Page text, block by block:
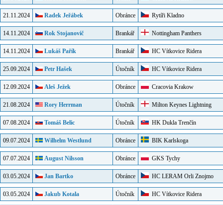
21.11.2024 Radek Jeřábek Obránce Rytíři Kladno
14.11.2024 Rok Stojanovič Brankář Nottingham Panthers
14.11.2024 Lukáš Pařík Brankář HC Vítkovice Ridera
25.09.2024 Petr Hašek Útočník HC Vítkovice Ridera
12.09.2024 Aleš Ježek Obránce Cracovia Krakow
21.08.2024 Rory Herrman Útočník Milton Keynes Lightning
07.08.2024 Tomáš Belic Útočník HK Dukla Trenčín
09.07.2024 Wilhelm Westlund Obránce BIK Karlskoga
07.07.2024 August Nilsson Obránce GKS Tychy
03.05.2024 Jan Bartko Obránce HC LERAM Orli Znojmo
03.05.2024 Jakub Kotala Útočník HC Vítkovice Ridera